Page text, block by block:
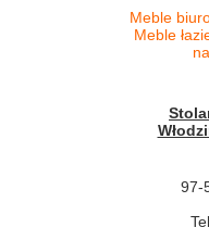
Meble
Meble
97-